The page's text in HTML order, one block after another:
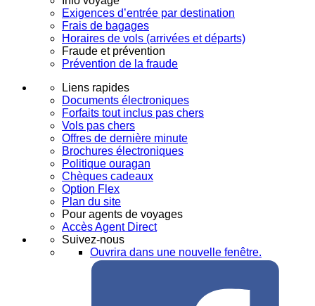
Exigences d’entrée par destination
Frais de bagages
Horaires de vols (arrivées et départs)
Fraude et prévention
Prévention de la fraude
Liens rapides
Documents électroniques
Forfaits tout inclus pas chers
Vols pas chers
Offres de dernière minute
Brochures électroniques
Politique ouragan
Chèques cadeaux
Option Flex
Plan du site
Pour agents de voyages
Accès Agent Direct
Suivez-nous
Ouvrira dans une nouvelle fenêtre.